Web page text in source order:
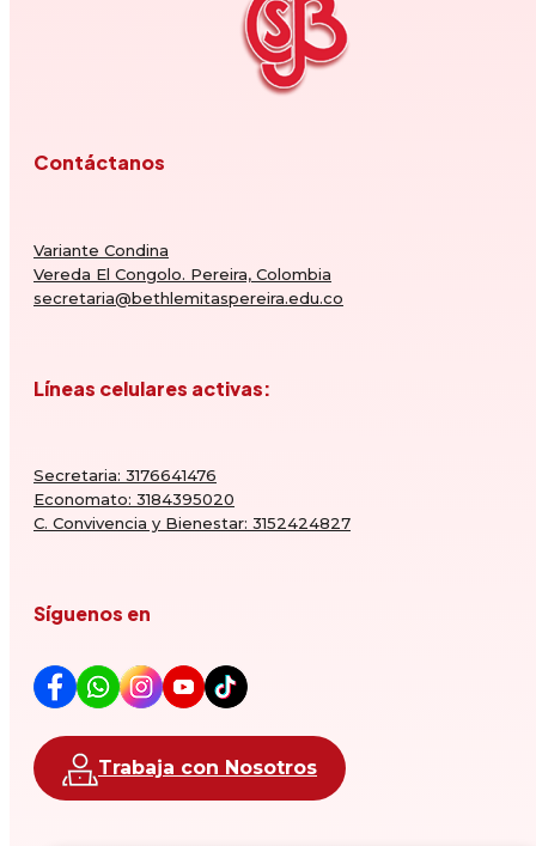
Contáctanos
Variante Condina
Vereda El Congolo. Pereira, Colombia
secretaria@bethlemitaspereira.edu.co
Líneas celulares activas:
Secretaria: 3176641476
Economato: 3184395020
C. Convivencia y Bienestar: 3152424827
Síguenos en
Trabaja con Nosotros